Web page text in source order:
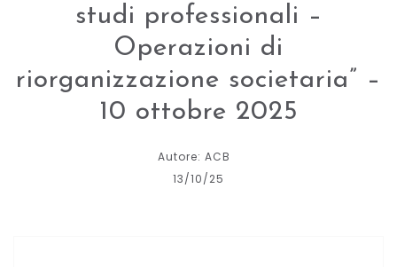
studi professionali –
Operazioni di
riorganizzazione societaria” –
10 ottobre 2025
Autore: ACB
13/10/25